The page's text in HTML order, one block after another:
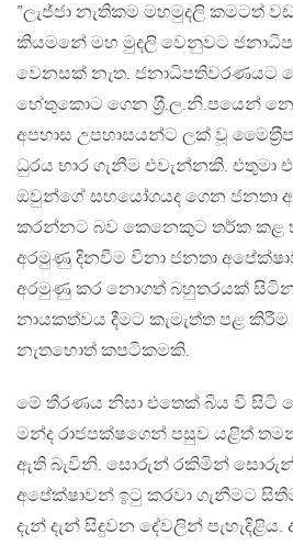
”ලැජ්ජා නැතිකම මහමුදලි කමටත්
කියමනේ මහ මුදලි වෙනුවට
වෙනසක් නැත. ජනාධිපතිවරණයට
හේතුකොට ගෙන ශ‍්‍රී.ල.නි.පයෙන්
අපහාස උපහාසයන්ට ලක් වූ
ධුරය භාර ගැනීම එවැන්නකි. එතුමා
ඔවුන්ගේ සහයෝගයද ගෙන ජනතා
කරන්නට බව කෙනෙකුට තර්ක කළ
අරමුණු දිනවීම විනා ජනතා
අරමුණු කර නොගත් බහුතරයක්
නායකත්වය දීමට කැමැත්ත පළ
නැතහොත් කපටිකමකි.
මේ තීරණය නිසා එතෙක් බිය වී සිටි
මන්ද රාජපක්ෂගෙන් පසුව යළිත්
ඇති බැවිනි. සොරුන් රකිමින් සොරුන්
අපේක්ෂාවන් ඉටු කරවා ගැනීමට
දැන් දැන් සිදුවන දේවලින්